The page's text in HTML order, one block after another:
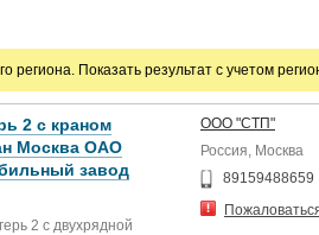
региона. Показать результат с учетом
2 с краном
Москва ОАО
завод
2 с двухрядной
ООО "СТП"
Россия, Москва
89159488659